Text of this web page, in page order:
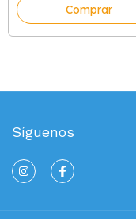
Comprar
Síguenos